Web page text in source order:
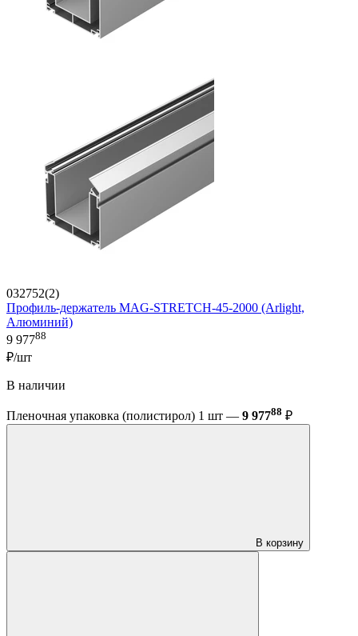
032752(2)
Профиль-держатель MAG-STRETCH-45-2000 (Arlight,
Алюминий)
9 97788
₽/шт
В наличии
Пленочная упаковка (полистирол) 1 шт — 9 97788 ₽
В корзину